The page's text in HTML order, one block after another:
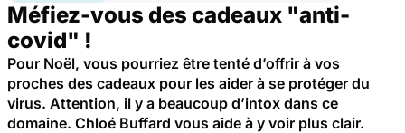
Méfiez-vous des cadeaux "anti-
covid" !
Pour Noël, vous pourriez être tenté d’offrir à vos
proches des cadeaux pour les aider à se protéger du
virus. Attention, il y a beaucoup d’intox dans ce
domaine. Chloé Buffard vous aide à y voir plus clair.